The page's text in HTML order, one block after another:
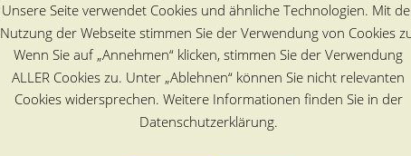
Unsere Seite verwendet Cookies und ähnliche Technologien. Mit
Nutzung der Webseite stimmen Sie der Verwendung von Cookies
Wenn Sie auf „Annehmen“ klicken, stimmen Sie der Verwendung
ALLER Cookies zu. Unter „Ablehnen“ können Sie nicht relevanten
Cookies widersprechen. Weitere Informationen finden Sie in der
Datenschutzerklärung.